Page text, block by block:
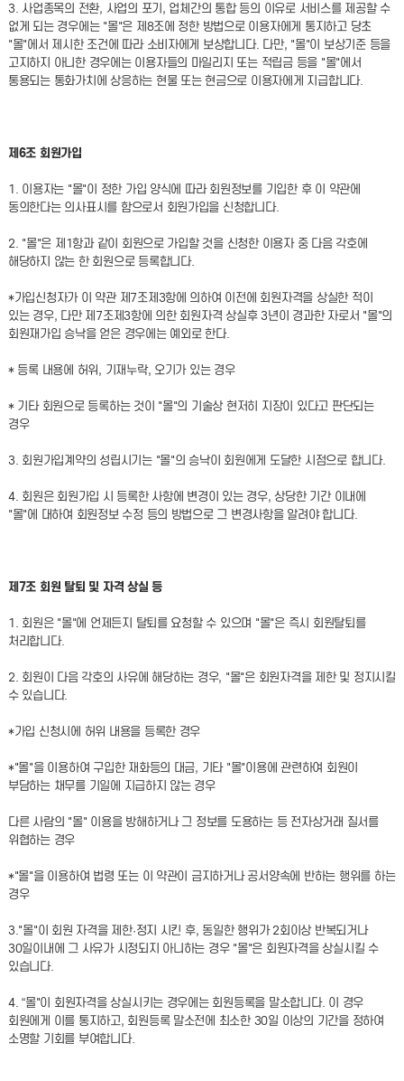
3. 사업종목의 전환, 사업의 포기, 업체간의 통합 등의 이유로 서비스를 제공할 수
없게 되는 경우에는 "몰"은 제8조에 정한 방법으로 이용자에게 통지하고 당초
"몰"에서 제시한 조건에 따라 소비자에게 보상합니다. 다만, "몰"이 보상기준 등을
고지하지 아니한 경우에는 이용자들의 마일리지 또는 적립금 등을 "몰"에서
통용되는 통화가치에 상응하는 현물 또는 현금으로 이용자에게 지급합니다.
제6조 회원가입
1. 이용자는 "몰"이 정한 가입 양식에 따라 회원정보를 기입한 후 이 약관에
동의한다는 의사표시를 함으로서 회원가입을 신청합니다.
2. "몰"은 제1항과 같이 회원으로 가입할 것을 신청한 이용자 중 다음 각호에
해당하지 않는 한 회원으로 등록합니다.
*가입신청자가 이 약관 제7조제3항에 의하여 이전에 회원자격을 상실한 적이
있는 경우, 다만 제7조제3항에 의한 회원자격 상실후 3년이 경과한 자로서 "몰"의
회원재가입 승낙을 얻은 경우에는 예외로 한다.
* 등록 내용에 허위, 기재누락, 오기가 있는 경우
* 기타 회원으로 등록하는 것이 "몰"의 기술상 현저히 지장이 있다고 판단되는
경우
3. 회원가입계약의 성립시기는 "몰"의 승낙이 회원에게 도달한 시점으로 합니다.
4. 회원은 회원가입 시 등록한 사항에 변경이 있는 경우, 상당한 기간 이내에
"몰"에 대하여 회원정보 수정 등의 방법으로 그 변경사항을 알려야 합니다.
제7조 회원 탈퇴 및 자격 상실 등
1. 회원은 "몰"에 언제든지 탈퇴를 요청할 수 있으며 "몰"은 즉시 회원탈퇴를
처리합니다.
2. 회원이 다음 각호의 사유에 해당하는 경우, "몰"은 회원자격을 제한 및 정지시킬
수 있습니다.
*가입 신청시에 허위 내용을 등록한 경우
*"몰"을 이용하여 구입한 재화등의 대금, 기타 "몰"이용에 관련하여 회원이
부담하는 채무를 기일에 지급하지 않는 경우
다른 사람의 "몰" 이용을 방해하거나 그 정보를 도용하는 등 전자상거래 질서를
위협하는 경우
*"몰"을 이용하여 법령 또는 이 약관이 금지하거나 공서양속에 반하는 행위를 하는
경우
3."몰"이 회원 자격을 제한·정지 시킨 후, 동일한 행위가 2회이상 반복되거나
30일이내에 그 사유가 시정되지 아니하는 경우 "몰"은 회원자격을 상실시킬 수
있습니다.
4. “몰"이 회원자격을 상실시키는 경우에는 회원등록을 말소합니다. 이 경우
회원에게 이를 통지하고, 회원등록 말소전에 최소한 30일 이상의 기간을 정하여
소명할 기회를 부여합니다.